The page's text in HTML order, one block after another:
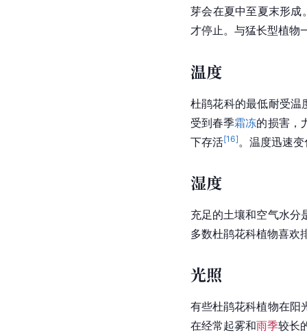
芽会在夏中至夏末形成
才停止。与猛长型植物
温度
杜鹃花科的最低耐受温
受到春季霜冻的损害，
下存活[16] 。温度迅速
湿度
充足的土壤和空气水分
多数杜鹃花科植物喜欢
光照
有些杜鹃花科植物在阳
在经常起雾和雨季较长